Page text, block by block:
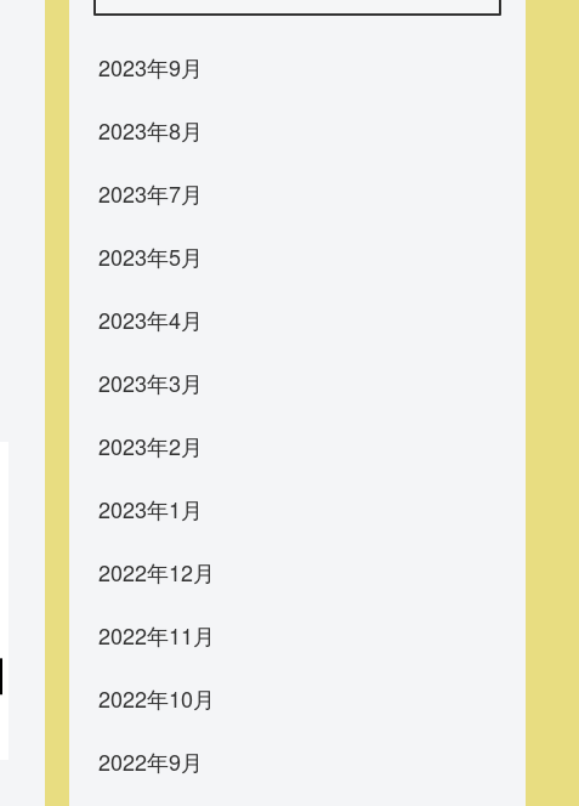
2023年9月
2023年8月
2023年7月
2023年5月
2023年4月
2023年3月
2023年2月
2023年1月
2022年12月
2022年11月
2022年10月
2022年9月